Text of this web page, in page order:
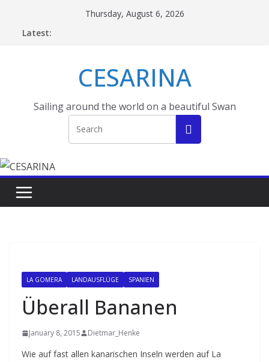
Thursday, August 6, 2026
Latest:
CESARINA
Sailing around the world on a beautiful Swan
LA GOMERA LANDAUSFLÜGE SPANIEN
Überall Bananen
January 8, 2015 Dietmar_Henke
Wie auf fast allen kanarischen Inseln werden auf La